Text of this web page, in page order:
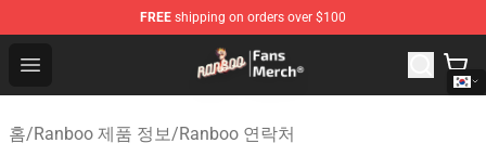
FREE shipping on orders over $100
Open menu
Ranboo Store - Official Ranboo Merchandise Shop
홈/Ranboo 제품 정보/Ranboo 연락처